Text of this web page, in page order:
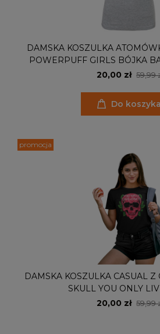
DAMSKA KOSZULKA
POWERPUFF GIRLS BÓJKA
20,00 zł 59,99
Do koszyka
DAMSKA KOSZULKA CASUAL Z
SKULL YOU ONLY
20,00 zł 59,99
promocja